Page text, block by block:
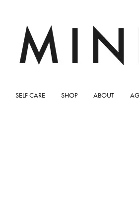
SELF CARE SHOP ABOUT